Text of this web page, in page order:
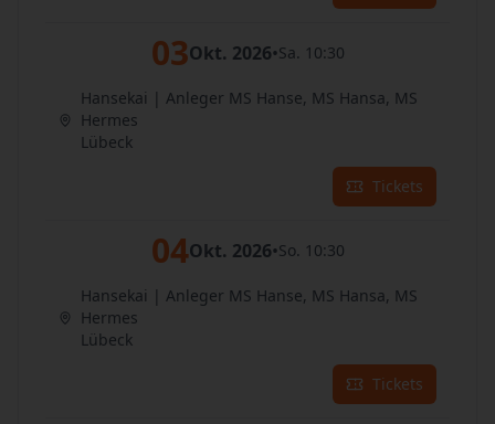
03Okt. 2026•Sa. 10:30
Hansekai | Anleger MS Hanse, MS Hansa, MS
Hermes
Lübeck
Tickets
04Okt. 2026•So. 10:30
Hansekai | Anleger MS Hanse, MS Hansa, MS
Hermes
Lübeck
Tickets